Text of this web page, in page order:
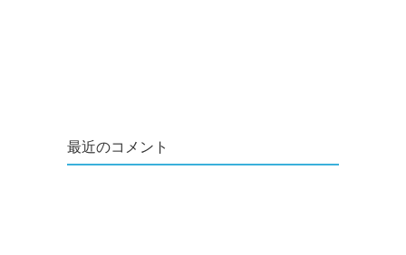
最近のコメント